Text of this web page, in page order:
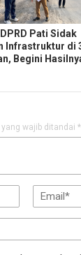
Pati Sidak
Infrastruktur di
Begini
yang wajib ditandai *